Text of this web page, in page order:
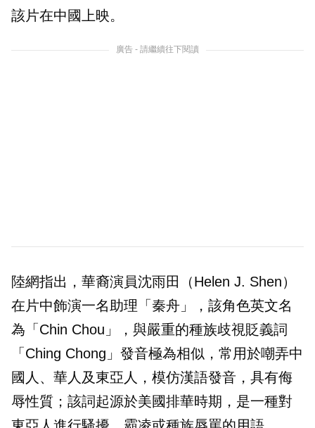
該片在中國上映。
廣告 - 請繼續往下閱讀
陸網指出，華裔演員沈雨田（Helen J. Shen）
在片中飾演一名助理「秦舟」，該角色英文名
為「Chin Chou」，與嚴重的種族歧視貶義詞
「Ching Chong」發音極為相似，常用於嘲弄中
國人、華人及東亞人，模仿漢語發音，具有侮
辱性質；該詞起源於美國排華時期，是一種對